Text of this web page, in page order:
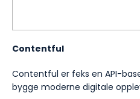
Contentful
Contentful er feks en API-
bygge moderne digitale